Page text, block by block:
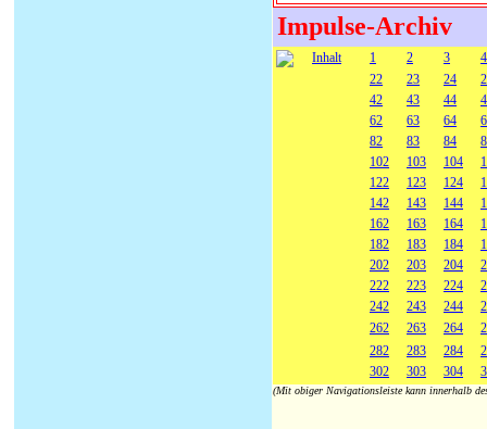
Impulse-Archiv
Inhalt 1 2 3
4
22
23 24
42
43 44
62
63 64
82
83 84
102
103 104
122
123 124
142
143 144
162
163 164
182
183 184
202
203 204
222
223 224
242
243 244
262
263 264
282
283 284
302
303 304
(Mit obiger Navigationsleiste kann innerhalb